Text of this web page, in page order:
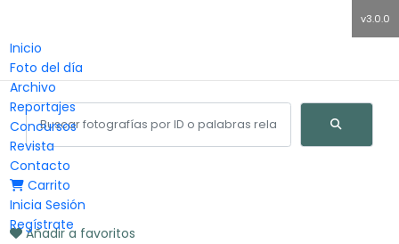
Inicio
Foto del día
Archivo
Reportajes
Concursos
Revista
Contacto
Carrito
Inicia Sesión
Regístrate
v3.0.0
Añadir a favoritos